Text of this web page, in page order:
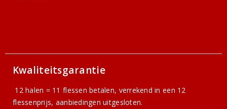
Kwaliteitsgarantie
12 halen = 11 flessen betalen, verrekend in een 12
flessenprijs, aanbiedingen uitgesloten.